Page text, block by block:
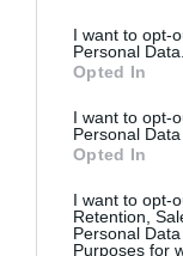
I want to opt-
Personal Data.
Opted In
I want to opt-
Personal
Opted In
I want to opt-
Retention,
Personal
Purposes for
Pèrgoles i
sensoritzades
cases fetes de
palla, novetats
Construmat